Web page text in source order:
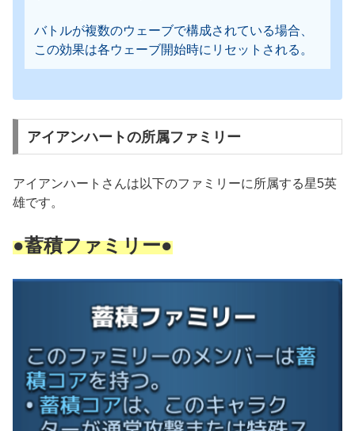
バトルが複数のウェーブで構成されている場合、
この効果は各ウェーブ開始時にリセットされる。
アイアンハートの所属ファミリー
アイアンハートさんは以下のファミリーに所属する星5英
雄です。
●蓄積ファミリー●